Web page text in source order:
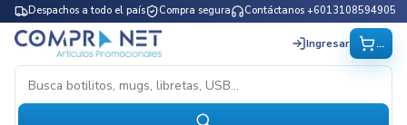
Despachos a todo el país Compra segura Contáctanos +6013108594905
Ingresar ...